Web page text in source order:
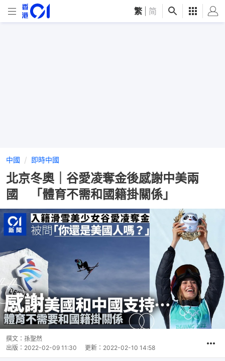
繁 简
中國 即時中國
北京冬奧｜谷愛凌奪金後感謝中美兩
國 「體育不需和國籍掛關係」
撰文： 孫聖然
出版： 2022-02-09 11:30 更新： 2022-02-10 14:58